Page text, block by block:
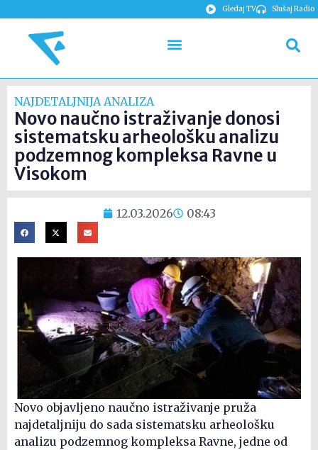
Gledaj TV Slušaj Radio
NAJDETALJNIJA ANALIZA
Novo naučno istraživanje donosi
sistematsku arheološku analizu
podzemnog kompleksa Ravne u
Visokom
12.03.2026 08:43
Novo objavljeno naučno istraživanje pruža
najdetaljniju do sada sistematsku arheološku
analizu podzemnog kompleksa Ravne, jedne od